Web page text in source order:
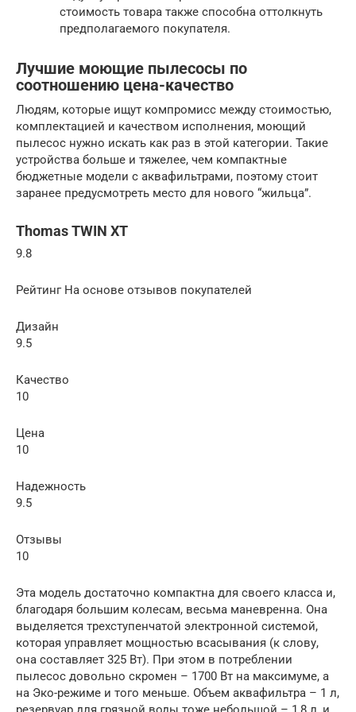
стоимость товара также способна оттолкнуть
предполагаемого покупателя.
Лучшие моющие пылесосы по
соотношению цена-качество
Людям, которые ищут компромисс между стоимостью,
комплектацией и качеством исполнения, моющий
пылесос нужно искать как раз в этой категории. Такие
устройства больше и тяжелее, чем компактные
бюджетные модели с аквафильтрами, поэтому стоит
заранее предусмотреть место для нового “жильца”.
Thomas TWIN XT
9.8
Рейтинг На основе отзывов покупателей
Дизайн
9.5
Качество
10
Цена
10
Надежность
9.5
Отзывы
10
Эта модель достаточно компактна для своего класса и,
благодаря большим колесам, весьма маневренна. Она
выделяется трехступенчатой электронной системой,
которая управляет мощностью всасывания (к слову,
она составляет 325 Вт). При этом в потреблении
пылесос довольно скромен – 1700 Вт на максимуме, а
на Эко-режиме и того меньше. Объем аквафильтра – 1 л,